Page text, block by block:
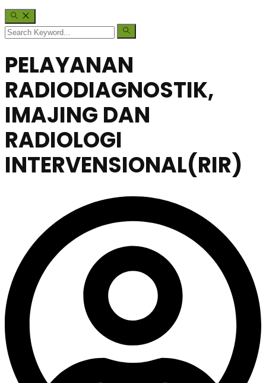
PELAYANAN
RADIODIAGNOSTIK,
IMAJING DAN
RADIOLOGI
INTERVENSIONAL(RIR)